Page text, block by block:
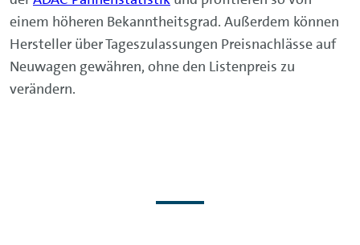
einem höheren Bekanntheitsgrad. Außerdem können
Hersteller über Tageszulassungen Preisnachlässe auf
Neuwagen gewähren, ohne den Listenpreis zu
verändern.